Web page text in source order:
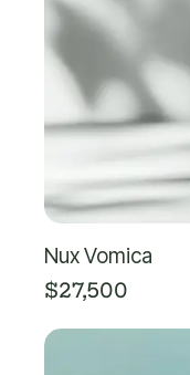
Nux Vomica
$27,500